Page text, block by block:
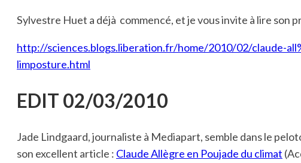
Sylvestre Huet a déjà commencé, et je vous invite à lire son
http://sciences.blogs.liberation.fr/home/2010/02/claude-
limposture.html
EDIT 02/03/2010
Jade Lindgaard, journaliste à Mediapart, semble dans le
son excellent article : Claude Allègre en Poujade du climat